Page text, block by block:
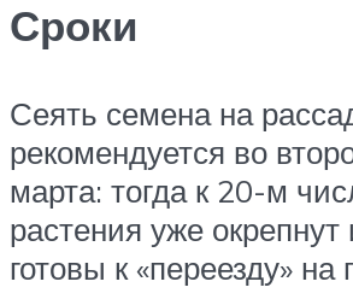
Сроки
Сеять семена на
рекомендуется во
марта: тогда к 20-м
растения уже окрепнут
готовы к «переезду» на